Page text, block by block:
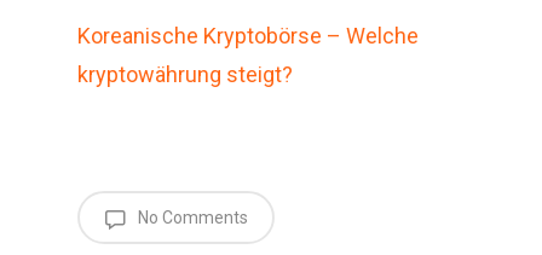
Koreanische Kryptobörse – Welche
kryptowährung steigt?
No Comments